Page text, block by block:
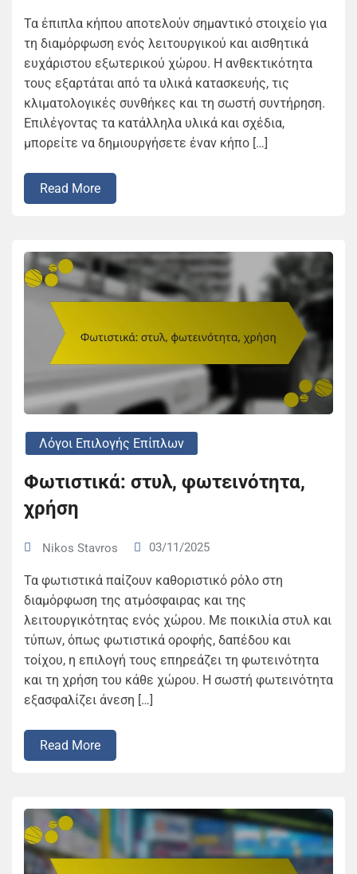
Τα έπιπλα κήπου αποτελούν σημαντικό στοιχείο για
τη διαμόρφωση ενός λειτουργικού και αισθητικά
ευχάριστου εξωτερικού χώρου. Η ανθεκτικότητα
τους εξαρτάται από τα υλικά κατασκευής, τις
κλιματολογικές συνθήκες και τη σωστή συντήρηση.
Επιλέγοντας τα κατάλληλα υλικά και σχέδια,
μπορείτε να δημιουργήσετε έναν κήπο […]
Read More
Λόγοι Επιλογής Επίπλων
Φωτιστικά: στυλ, φωτεινότητα,
χρήση
Nikos Stavros 03/11/2025
Τα φωτιστικά παίζουν καθοριστικό ρόλο στη
διαμόρφωση της ατμόσφαιρας και της
λειτουργικότητας ενός χώρου. Με ποικιλία στυλ και
τύπων, όπως φωτιστικά οροφής, δαπέδου και
τοίχου, η επιλογή τους επηρεάζει τη φωτεινότητα
και τη χρήση του κάθε χώρου. Η σωστή φωτεινότητα
εξασφαλίζει άνεση […]
Read More